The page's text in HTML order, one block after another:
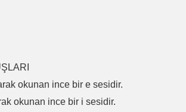
okunan ince bir e sesidir.
okunan ince bir i sesidir.